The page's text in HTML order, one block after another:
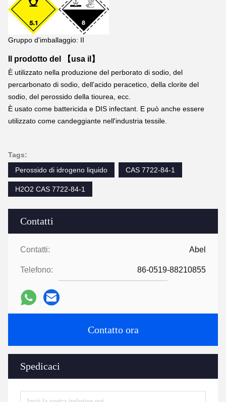
Contatti
Contatti: Abel
Telefono: 86-0519-88210855
Contatto ora
Spedicaci
Gruppo d'imballaggio: II
Il prodotto del 【usa il】
È utilizzato nella produzione del perborato di sodio, del
percarbonato di sodio, dell'acido peracetico, della clorite del
sodio, del perossido della tiourea, ecc.
È usato come battericida e DIS infectant. E può anche essere
utilizzato come candeggiante nell'industria tessile.
Tags:
Perossido di idrogeno liquido
CAS 7722-84-1
H2O2 CAS 7722-84-1